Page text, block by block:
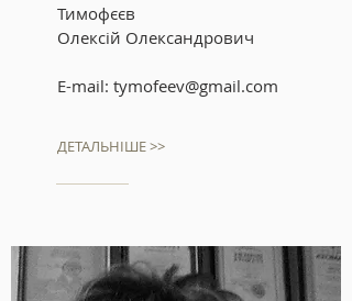
Тимофєєв
Олексій Олександрович
E-mail: tymofeev@gmail.com
ДЕТАЛЬНІШЕ >>